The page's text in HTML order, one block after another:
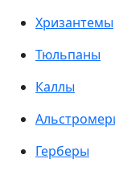
Хризантемы
Тюльпаны
Каллы
Герберы